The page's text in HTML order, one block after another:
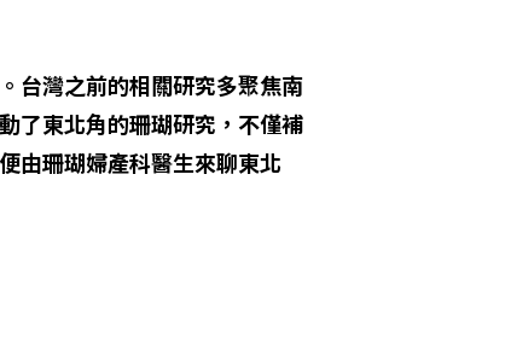
台灣之前的相關研究多聚焦南
了東北角的珊瑚研究，不僅補
由珊瑚婦產科醫生來聊東北